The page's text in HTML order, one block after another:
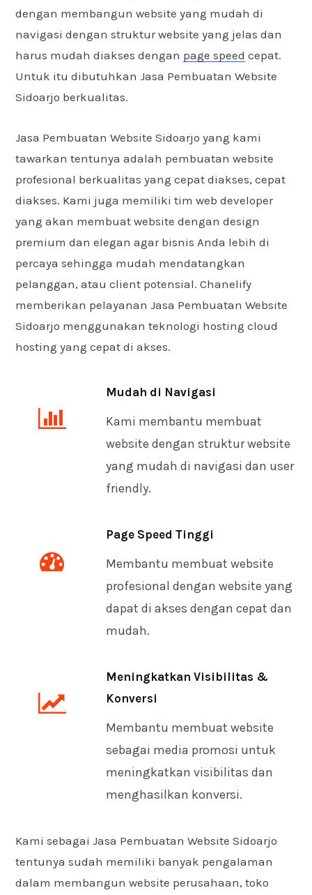
dengan membangun website yang mudah di
navigasi dengan struktur website yang jelas dan
harus mudah diakses dengan page speed cepat.
Untuk itu dibutuhkan Jasa Pembuatan Website
Sidoarjo berkualitas.
Jasa Pembuatan Website Sidoarjo yang kami
tawarkan tentunya adalah pembuatan website
profesional berkualitas yang cepat diakses, cepat
diakses. Kami juga memiliki tim web developer
yang akan membuat website dengan design
premium dan elegan agar bisnis Anda lebih di
percaya sehingga mudah mendatangkan
pelanggan, atau client potensial. Chanelify
memberikan pelayanan Jasa Pembuatan Website
Sidoarjo menggunakan teknologi hosting cloud
hosting yang cepat di akses.
Mudah di Navigasi
Kami membantu membuat
website dengan struktur website
yang mudah di navigasi dan user
friendly.
Page Speed Tinggi
Membantu membuat website
profesional dengan website yang
dapat di akses dengan cepat dan
mudah.
Meningkatkan Visibilitas &
Konversi
Membantu membuat website
sebagai media promosi untuk
meningkatkan visibilitas dan
menghasilkan konversi.
Kami sebagai Jasa Pembuatan Website Sidoarjo
tentunya sudah memiliki banyak pengalaman
dalam membangun website perusahaan, toko